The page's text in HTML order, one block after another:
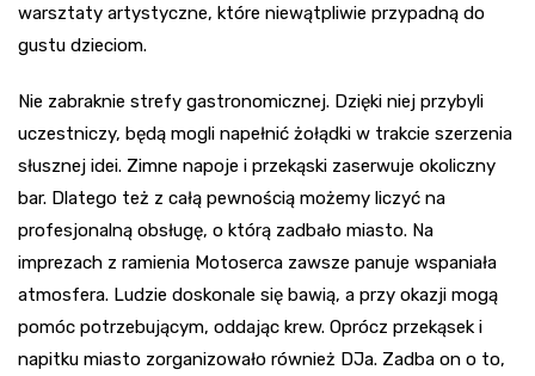
warsztaty artystyczne, które niewątpliwie przypadną do
gustu dzieciom.
Nie zabraknie strefy gastronomicznej. Dzięki niej przybyli
uczestniczy, będą mogli napełnić żołądki w trakcie szerzenia
słusznej idei. Zimne napoje i przekąski zaserwuje okoliczny
bar. Dlatego też z całą pewnością możemy liczyć na
profesjonalną obsługę, o którą zadbało miasto. Na
imprezach z ramienia Motoserca zawsze panuje wspaniała
atmosfera. Ludzie doskonale się bawią, a przy okazji mogą
pomóc potrzebującym, oddając krew. Oprócz przekąsek i
napitku miasto zorganizowało również DJa. Zadba on o to,